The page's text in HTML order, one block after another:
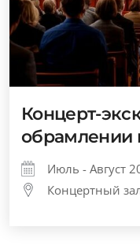
Концерт-
обрамлении
Июль - Август
Концертный